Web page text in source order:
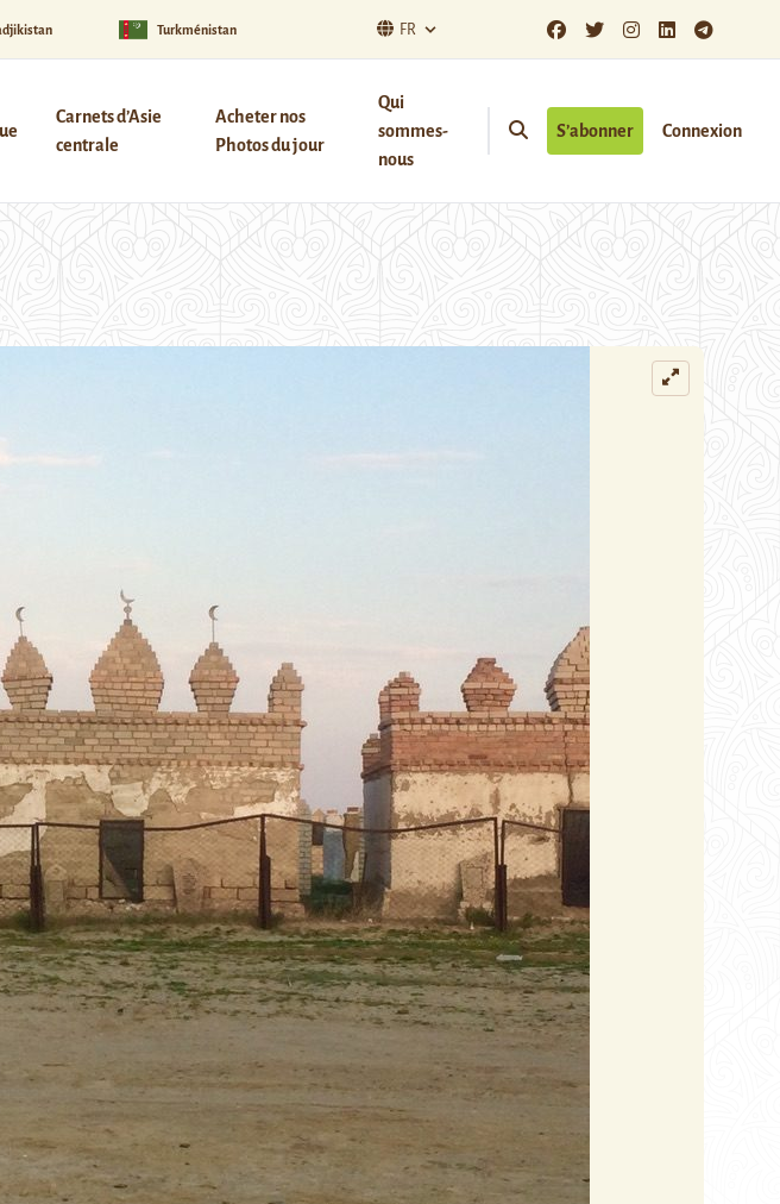
Turkménistan FR
Carnets d’Asie
centrale
Acheter nos
Photos du jour
Qui
sommes-
nous
S’abonner Connexion